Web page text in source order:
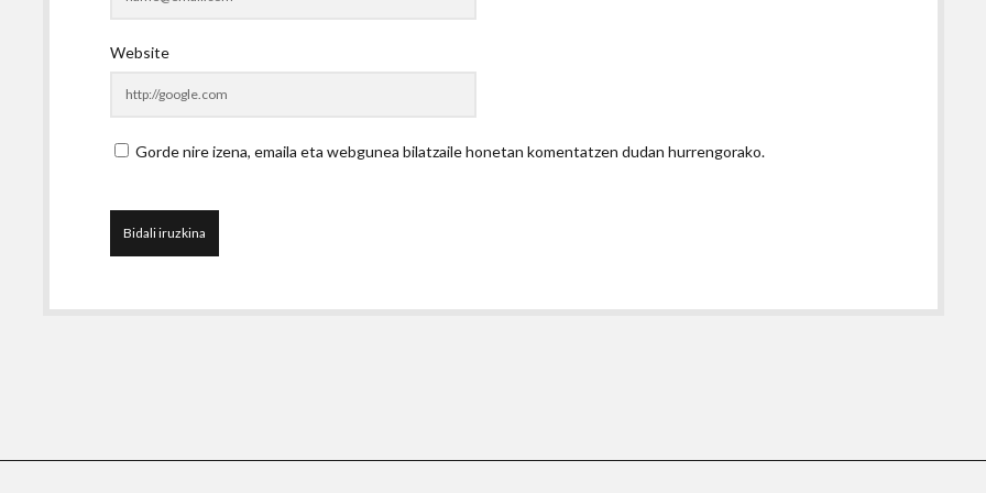
Website
Gorde nire izena, emaila eta webgunea bilatzaile honetan komentatzen dudan hurrengorako.